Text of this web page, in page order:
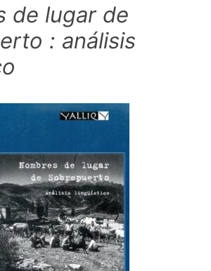
de lugar de
: análisis